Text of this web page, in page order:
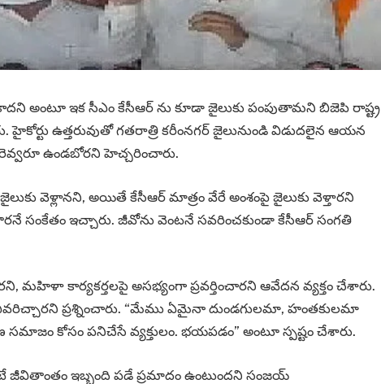
అంటూ ఇక సీఎం కేసీఆర్ ను కూడా జైలుకు పంపుతామని బిజెపి రాష్ట్ర
హైకోర్టు ఉత్తరువుతో గతరాత్రి కరీంనగర్ జైలునుండి విడుదలైన ఆయన
ఉండబోరని హెచ్చరించారు.
వెళ్లానని, అయితే కేసీఆర్‌ మాత్రం వేరే అంశంపై జైలుకు వెళ్తారని
సంకేతం ఇచ్చారు. జీవోను వెంటనే సవరించకుండా కేసీఆర్‌ సంగతి
మహిళా కార్యకర్తలపై అసభ్యంగా ప్రవర్తించారని ఆవేదన వ్యక్తం చేశారు.
ప్రశ్నించారు. “మేము ఏమైనా దుండగులమా, హంతకులమా
కోసం పనిచేసే వ్యక్తులం. భయపడం” అంటూ స్పష్టం చేశారు.
జీవితాంతం ఇబ్బంది పడే ప్రమాదం ఉంటుందని సంజయ్